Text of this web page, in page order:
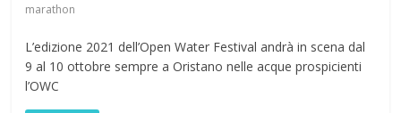
marathon
L’edizione 2021 dell’Open Water Festival andrà in scena dal
9 al 10 ottobre sempre a Oristano nelle acque prospicienti
l’OWC